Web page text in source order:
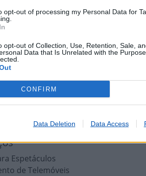
opt-out of processing my Personal Data for
opt-out of Collection, Use, Retention, Sale,
Data that Is Unrelated with the
CONFIRM
Data Deletion Data Access
- Internacionais
- Nacionais
de Faturas
de Impostos
de Vales
Espetáculos
de Telemóveis